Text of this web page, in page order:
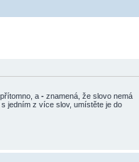
a - znamená, že slovo nemá
jedním z více slov, umístěte je do